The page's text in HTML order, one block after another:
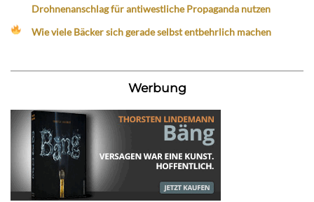
Drohnenanschlag für antiwestliche Propaganda nutzen
Wie viele Bäcker sich gerade selbst entbehrlich machen
Werbung